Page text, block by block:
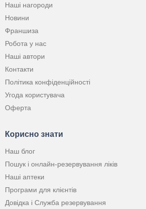
Наші нагороди
Новини
Франшиза
Робота у нас
Наші автори
Контакти
Політика конфіденційності
Угода користувача
Оферта
Корисно знати
Наш блог
Пошук і онлайн-резервування ліків
Наші аптеки
Програми для клієнтів
Довідка і Служба резервування